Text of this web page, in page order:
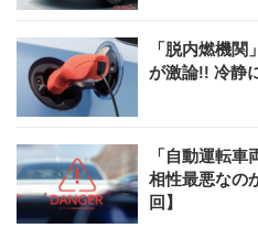
「脱内燃機
が激論!! 冷静
「自動運転
相性最悪なの
回】